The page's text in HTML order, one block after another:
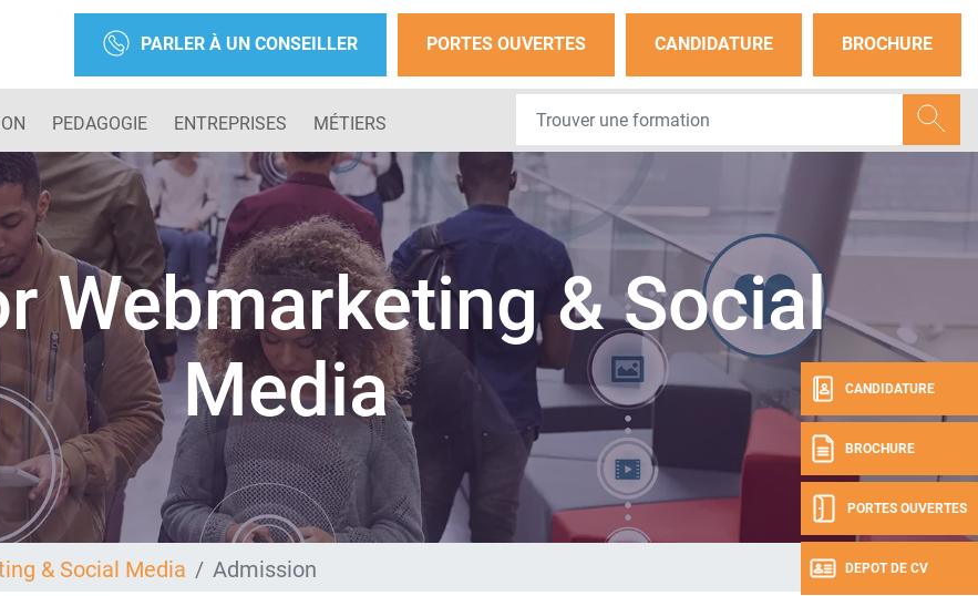
PARLER À UN CONSEILLER PORTES OUVERTES CANDIDATURE BROCHURE
PEDAGOGIE ENTREPRISES MÉTIERS
CANDIDATURE
BROCHURE
PORTES OUVERTES
DEPOT DE CV
Webmarketing & Social
Media
& Social Media Admission